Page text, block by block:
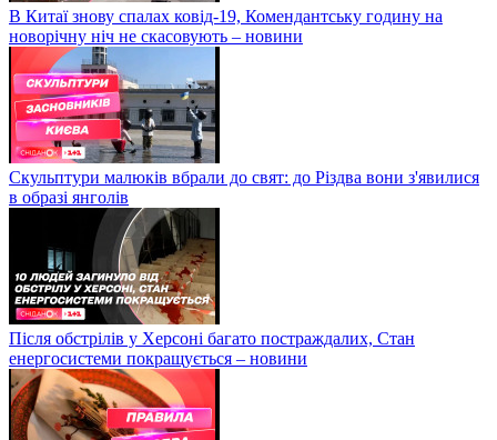
В Китаї знову спалах ковід-19, Комендантську годину на
новорічну ніч не скасовують – новини
Скульптури малюків вбрали до свят: до Різдва вони з'явилися
в образі янголів
Після обстрілів у Херсоні багато постраждалих, Стан
енергосистеми покращується – новини